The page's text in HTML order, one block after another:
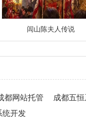
闾山陈夫人传说
都网站托管 成都五
统开发